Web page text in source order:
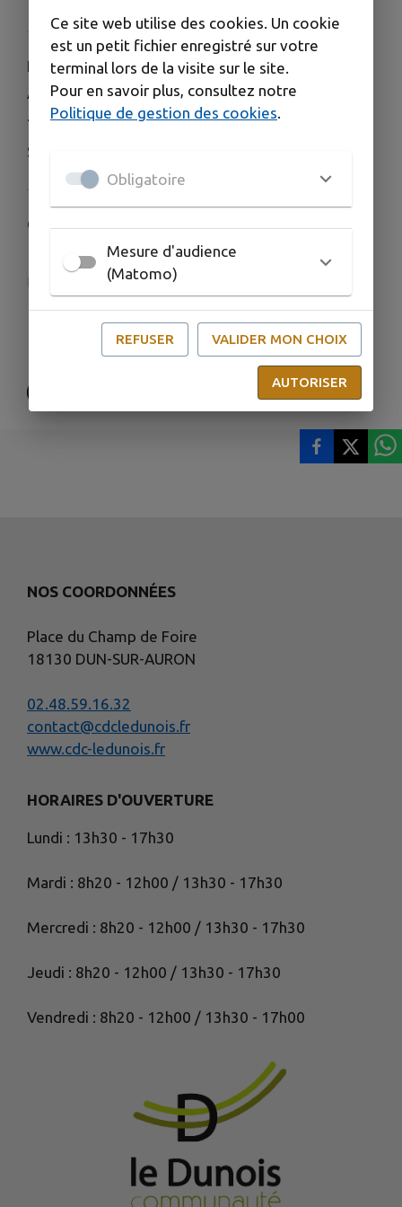
HORAIRES
Accueil sur rendez-vous uniquement.
TARIFS
Selon prestation, à partir de 390 €uros HT.
COORDONNÉES
21 Grande Rue 18130 DUN-SUR-AURON
gaelle@easyrecrutement.com
02-48-25-71-90
07-52-05-11-47
NOS COORDONNÉES
Place du Champ de Foire
18130 DUN-SUR-AURON
02.48.59.16.32
contact@cdcledunois.fr
www.cdc-ledunois.fr
HORAIRES D'OUVERTURE
Lundi : 13h30 - 17h30
Mardi : 8h20 - 12h00 / 13h30 - 17h30
Mercredi : 8h20 - 12h00 / 13h30 - 17h30
Jeudi : 8h20 - 12h00 / 13h30 - 17h30
Vendredi : 8h20 - 12h00 / 13h30 - 17h00
Ce site web utilise des cookies. Un cookie
est un petit fichier enregistré sur votre
terminal lors de la visite sur le site.
Pour en savoir plus, consultez notre
Politique de gestion des cookies.
Obligatoire
Mesure d'audience
(Matomo)
REFUSER VALIDER MON CHOIX
AUTORISER